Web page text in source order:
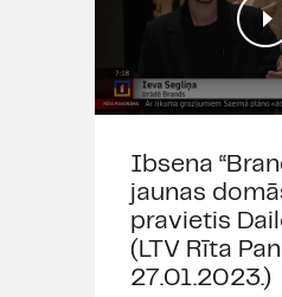
"Branda
Izrādē smēķē
Ibsena
jaunas
pravietis
(LTV Rīta
27.01.2023.)